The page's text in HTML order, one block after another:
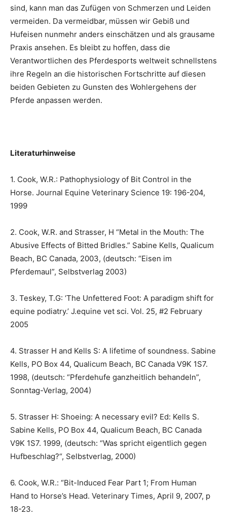
sind, kann man das Zufügen von Schmerzen und Leiden
vermeiden. Da vermeidbar, müssen wir Gebiß und
Hufeisen nunmehr anders einschätzen und als grausame
Praxis ansehen. Es bleibt zu hoffen, dass die
Verantwortlichen des Pferdesports weltweit schnellstens
ihre Regeln an die historischen Fortschritte auf diesen
beiden Gebieten zu Gunsten des Wohlergehens der
Pferde anpassen werden.
Literaturhinweise
1. Cook, W.R.: Pathophysiology of Bit Control in the
Horse. Journal Equine Veterinary Science 19: 196-204,
1999
2. Cook, W.R. and Strasser, H “Metal in the Mouth: The
Abusive Effects of Bitted Bridles.” Sabine Kells, Qualicum
Beach, BC Canada, 2003, (deutsch: “Eisen im
Pferdemaul”, Selbstverlag 2003)
3. Teskey, T.G: ‘The Unfettered Foot: A paradigm shift for
equine podiatry.’ J.equine vet sci. Vol. 25, #2 February
2005
4. Strasser H and Kells S: A lifetime of soundness. Sabine
Kells, PO Box 44, Qualicum Beach, BC Canada V9K 1S7.
1998, (deutsch: “Pferdehufe ganzheitlich behandeln”,
Sonntag-Verlag, 2004)
5. Strasser H: Shoeing: A necessary evil? Ed: Kells S.
Sabine Kells, PO Box 44, Qualicum Beach, BC Canada
V9K 1S7. 1999, (deutsch: “Was spricht eigentlich gegen
Hufbeschlag?“, Selbstverlag, 2000)
6. Cook, W.R.: “Bit-Induced Fear Part 1; From Human
Hand to Horse’s Head. Veterinary Times, April 9, 2007, p
18-23.